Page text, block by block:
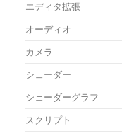
エディタ拡張
オーディオ
カメラ
シェーダー
シェーダーグラフ
スクリプト